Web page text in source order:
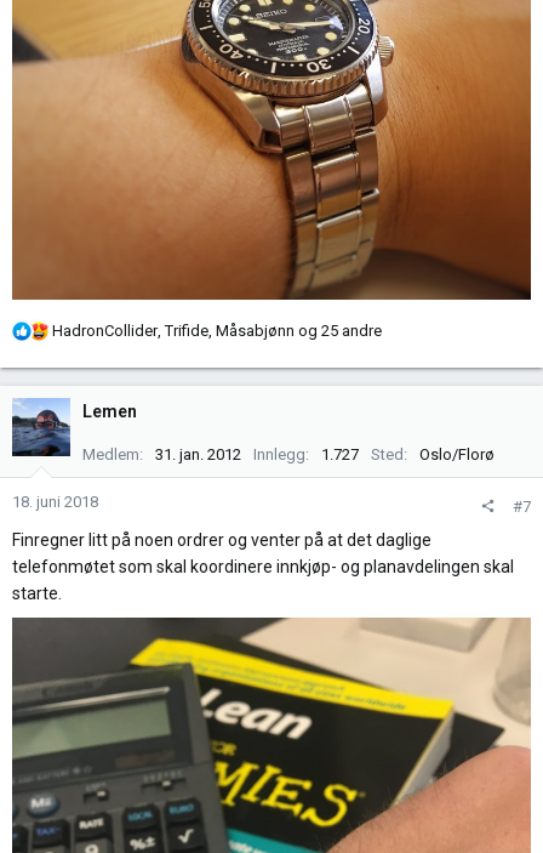
R
k
s
j
o
n
r
:
HadronCollider,Trifide, Måsabjønn og 25 andre
Lemen
Medlem 31. jan. 2012 Innlegg 1.727 Sted Oslo/Florø
18. juni 2018 #7
Finregner litt på noen ordrer og venter på at det daglige
telefonmøtet som skal koordinere innkjøp- og planavdelingen skal
starte.